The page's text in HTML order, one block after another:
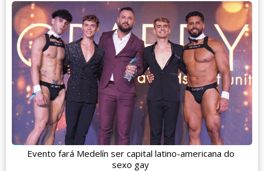
Evento fará Medelín ser capital latino-americana do
sexo gay